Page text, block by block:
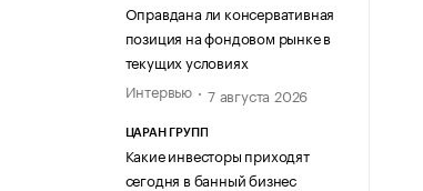
Оправдана ли консервативная
позиция на фондовом рынке в
текущих условиях
Интервью
7 августа 2026
ЦАРАН ГРУПП
Какие инвесторы приходят
сегодня в банный бизнес